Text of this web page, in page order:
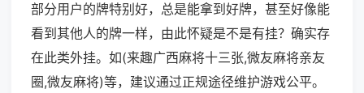
部分用户的牌特别好，总是能拿到好牌，甚至好像能
看到其他人的牌一样，由此怀疑是不是有挂？确实存
在此类外挂。如(来趣广西麻将十三张,微友麻将亲友
圈,微友麻将)等，建议通过正规途径维护游戏公平。